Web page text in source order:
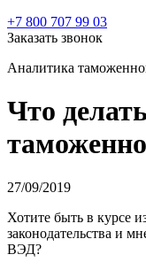
+7 800 707 99 03
Заказать звонок
Аналитика
Что
27/09/2019
Хотите быть в курсе
законодательства и
ВЭД?